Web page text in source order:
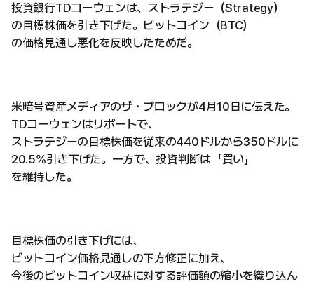
投資銀行TDコーウェンは、ストラテジー（Strategy）
の目標株価を引き下げた。ビットコイン（BTC）
の価格見通し悪化を反映したためだ。
米暗号資産メディアのザ・ブロックが4月10日に伝えた。
TDコーウェンはリポートで、
ストラテジーの目標株価を従来の440ドルから350ドルに
20.5%引き下げた。一方で、投資判断は「買い」
を維持した。
目標株価の引き下げには、
ビットコイン価格見通しの下方修正に加え、
今後のビットコイン収益に対する評価額の縮小を織り込ん